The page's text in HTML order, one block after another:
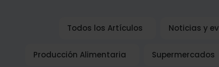
Todos los Artículos Noticias y
Producción Alimentaria Supermercados